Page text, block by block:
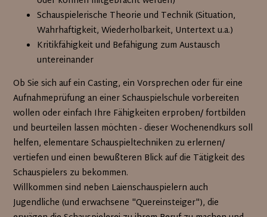
Schauspielerische Theorie und Technik (Situation,
Wahrhaftigkeit, Wiederholbarkeit, Untertext u.a.)
Kritikfähigkeit und Befähigung zum Austausch
untereinander
Ob Sie sich auf ein Casting, ein Vorsprechen oder für eine
Aufnahmeprüfung an einer Schauspielschule vorbereiten
wollen oder einfach Ihre Fähigkeiten erproben/ fortbilden
und beurteilen lassen möchten - dieser Wochenendkurs soll
helfen, elementare Schauspieltechniken zu erlernen/
vertiefen und einen bewußteren Blick auf die Tätigkeit des
Schauspielers zu bekommen.
Willkommen sind neben Laienschauspielern auch
Jugendliche (und erwachsene "Quereinsteiger"), die